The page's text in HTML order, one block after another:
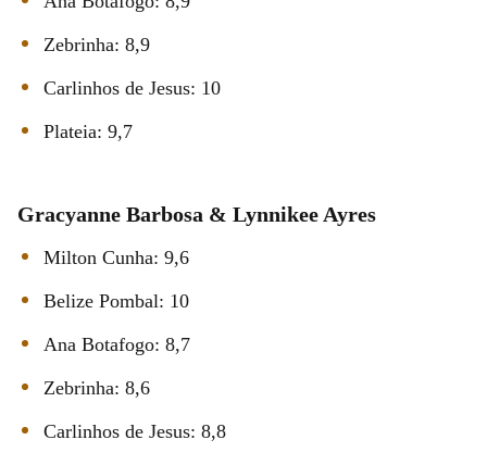
Zebrinha: 8,9
Carlinhos de Jesus: 10
Plateia: 9,7
Gracyanne Barbosa & Lynnikee Ayres
Milton Cunha: 9,6
Belize Pombal: 10
Ana Botafogo: 8,7
Zebrinha: 8,6
Carlinhos de Jesus: 8,8